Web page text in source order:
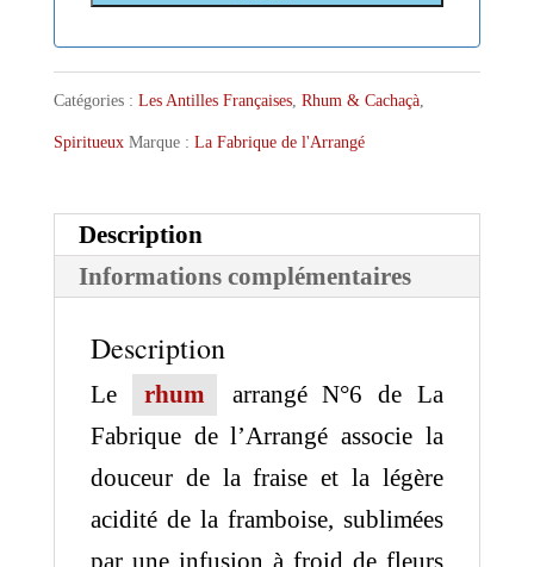
Catégories : Les Antilles Françaises, Rhum & Cachaçà,
Spiritueux Marque : La Fabrique de l'Arrangé
Description
Informations complémentaires
Description
Le rhum
arrangé N°6 de La
Fabrique de l’Arrangé associe la
douceur de la fraise et la légère
acidité de la framboise, sublimées